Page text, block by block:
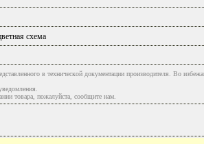
схема
в технической документации производителя. Во
товара, пожалуйста, сообщите нам.